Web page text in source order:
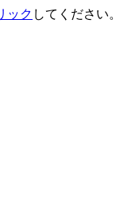
ック してください。